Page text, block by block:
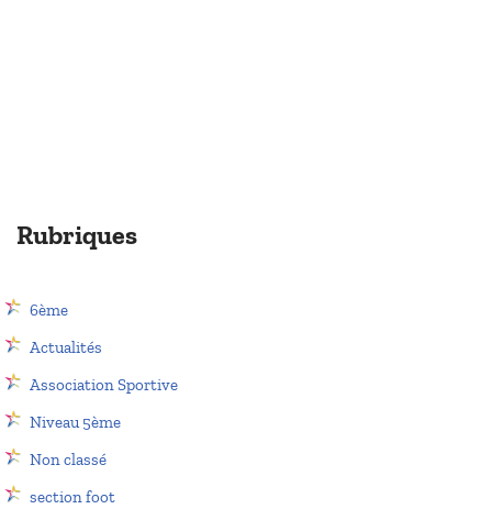
Rubriques
6ème
Actualités
Association Sportive
Niveau 5ème
Non classé
section foot